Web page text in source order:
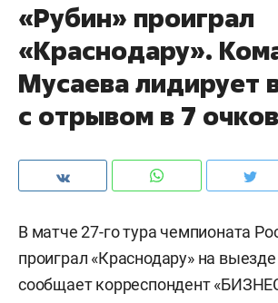
«Рубин» проиграл
«Краснодару».
Мусаева лидирует
с отрывом в 7 очков
В матче 27-го тура чемпионата
проиграл «Краснодару» на
сообщает корреспондент